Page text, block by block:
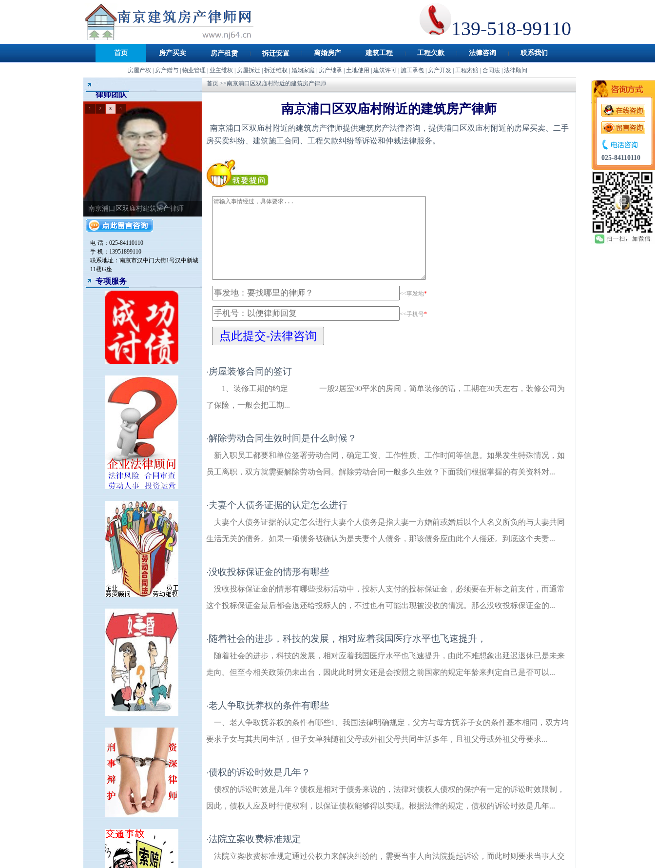
139-518-99110
首页 房产买卖 房产租赁 拆迁安置 离婚房产 建筑工程 工程欠款 法律咨询 联系我们
房屋产权 房产赠与 物业管理 业主维权 房屋拆迁 拆迁维权 婚姻家庭 房产继承 土地使用 建筑许可 施工承包 房产开发 工程索赔 合同法 法律顾问
律师团队
南京浦口区双庙村建筑房产律师
1 2 3 4
电 话：025-84110110
手 机：13951899110
联系地址：南京市汉中门大街1号汉中新城
11楼G座
专项服务
首页>>南京浦口区双庙村附近的建筑房产律师
南京浦口区双庙村附近的建筑房产律师
南京浦口区双庙村附近的建筑房产律师提供建筑房产法律咨询，提供浦口区双庙村附近的房屋买卖、二手
房买卖纠纷、建筑施工合同、工程欠款纠纷等诉讼和仲裁法律服务。
<<事发地*
<<手机号*
·房屋装修合同的签订
1、装修工期的约定 一般2居室90平米的房间，简单装修的话，工期在30天左右，装修公司为
了保险，一般会把工期...
·解除劳动合同生效时间是什么时候？
新入职员工都要和单位签署劳动合同，确定工资、工作性质、工作时间等信息。如果发生特殊情况，如
员工离职，双方就需要解除劳动合同。解除劳动合同一般多久生效？下面我们根据掌握的有关资料对...
·夫妻个人债务证据的认定怎么进行
夫妻个人债务证据的认定怎么进行夫妻个人债务是指夫妻一方婚前或婚后以个人名义所负的与夫妻共同
生活无关的债务。如果一项债务被确认为是夫妻个人债务，那该债务应由此个人偿还。到底这个夫妻...
·没收投标保证金的情形有哪些
没收投标保证金的情形有哪些投标活动中，投标人支付的投标保证金，必须要在开标之前支付，而通常
这个投标保证金最后都会退还给投标人的，不过也有可能出现被没收的情况。那么没收投标保证金的...
·随着社会的进步，科技的发展，相对应着我国医疗水平也飞速提升，
随着社会的进步，科技的发展，相对应着我国医疗水平也飞速提升，由此不难想象出延迟退休已是未来
走向。但至今相关政策仍未出台，因此此时男女还是会按照之前国家的规定年龄来判定自己是否可以...
·老人争取抚养权的条件有哪些
一、老人争取抚养权的条件有哪些1、我国法律明确规定，父方与母方抚养子女的条件基本相同，双方均
要求子女与其共同生活，但子女单独随祖父母或外祖父母共同生活多年，且祖父母或外祖父母要求...
·债权的诉讼时效是几年？
债权的诉讼时效是几年？债权是相对于债务来说的，法律对债权人债权的保护有一定的诉讼时效限制，
因此，债权人应及时行使权利，以保证债权能够得以实现。根据法律的规定，债权的诉讼时效是几年...
·法院立案收费标准规定
法院立案收费标准规定通过公权力来解决纠纷的，需要当事人向法院提起诉讼，而此时则要求当事人交
025-84110110